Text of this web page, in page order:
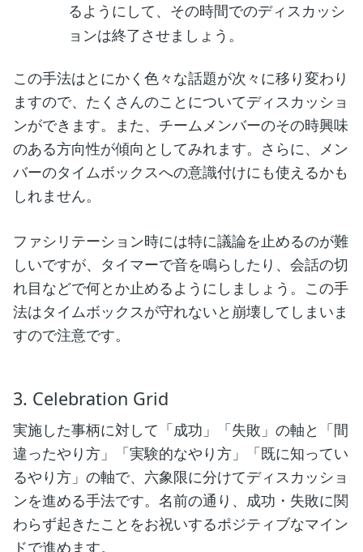
るようにして、その時間でのディスカッシ
ョンは終了させましょう。
この手法はとにかく色々な話題が次々に移り変わり
ますので、たくさんのことについてディスカッショ
ンができます。また、チームメンバーのその時興味
のある方向性が傾向としてみれます。さらに、メン
バーのタイムボックスへの意識付けにも使えるかも
しれません。
ファシリテーション時には特に議論を止めるのが難
しいですが、タイマーで音を鳴らしたり、会話の切
れ目などで何とか止めるようにしましょう。この手
法はタイムボックスが守れないと崩壊してしまいま
すので注意です。
3. Celebration Grid
実施した事柄に対して「成功」「失敗」の軸と「間
違ったやり方」「実験的なやり方」「既に知ってい
るやり方」の軸で、六象限に分けてディスカッショ
ンを進める手法です。名前の通り、成功・失敗に関
わらず起きたことをお祝いするポジティブなマイン
ドで進めます。